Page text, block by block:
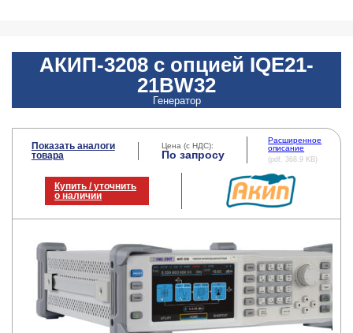
АКИП-3208 с опцией IQE21-
21BW32
Генератор
Показать аналоги
товара
Цена (с НДС):
По запросу
Расширенное
описание
(pdf, 368.9 KB)
Купить / уточнить
о наличии